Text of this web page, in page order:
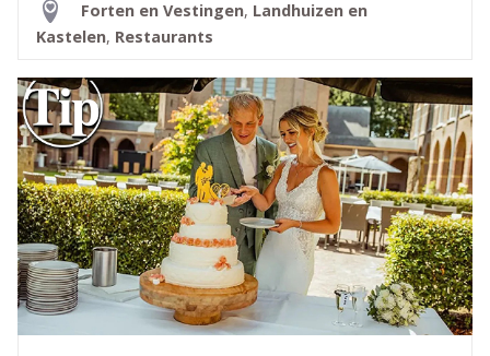
eens de trouwkastelen in Drenthe en overtuig jezelf!
Forten en Vestingen, Landhuizen en
Kastelen, Restaurants